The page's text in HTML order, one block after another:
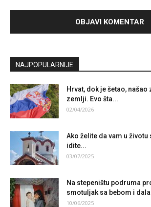
NAJPOPULARNIJE
Hrvat, dok je šetao, našao
zemlji. Evo šta...
02/04/2026
Ako želite da vam u životu
idite...
03/07/2025
Na stepeništu podruma
smotuljak sa bebom i
10/06/2025